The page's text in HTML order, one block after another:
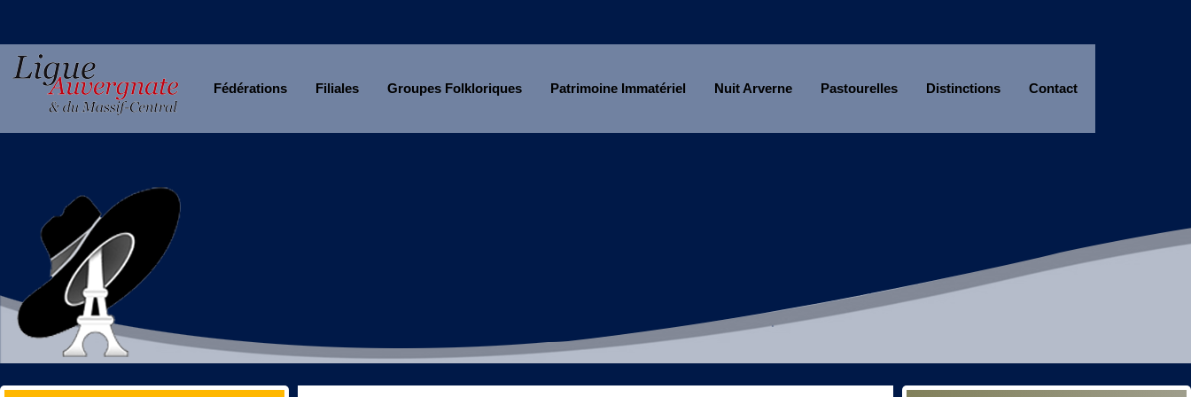
Fédérations Filiales Groupes Folkloriques Patrimoine Immatériel Nuit Arverne Pastourelles Distinctions Contact
Année
Mois
Année
Mois